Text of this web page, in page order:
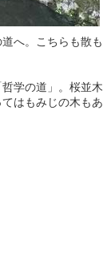
へ。こちらも散も
学の道」。桜並木
はもみじの木もあ